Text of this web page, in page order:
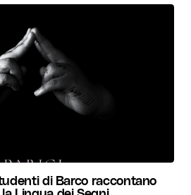
di Barco raccontano